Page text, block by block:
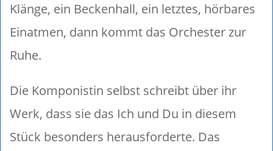
Klänge, ein Beckenhall, ein letztes, hörbares
Einatmen, dann kommt das Orchester zur
Ruhe.
Die Komponistin selbst schreibt über ihr
Werk, dass sie das Ich und Du in diesem
Stück besonders herausforderte. Das